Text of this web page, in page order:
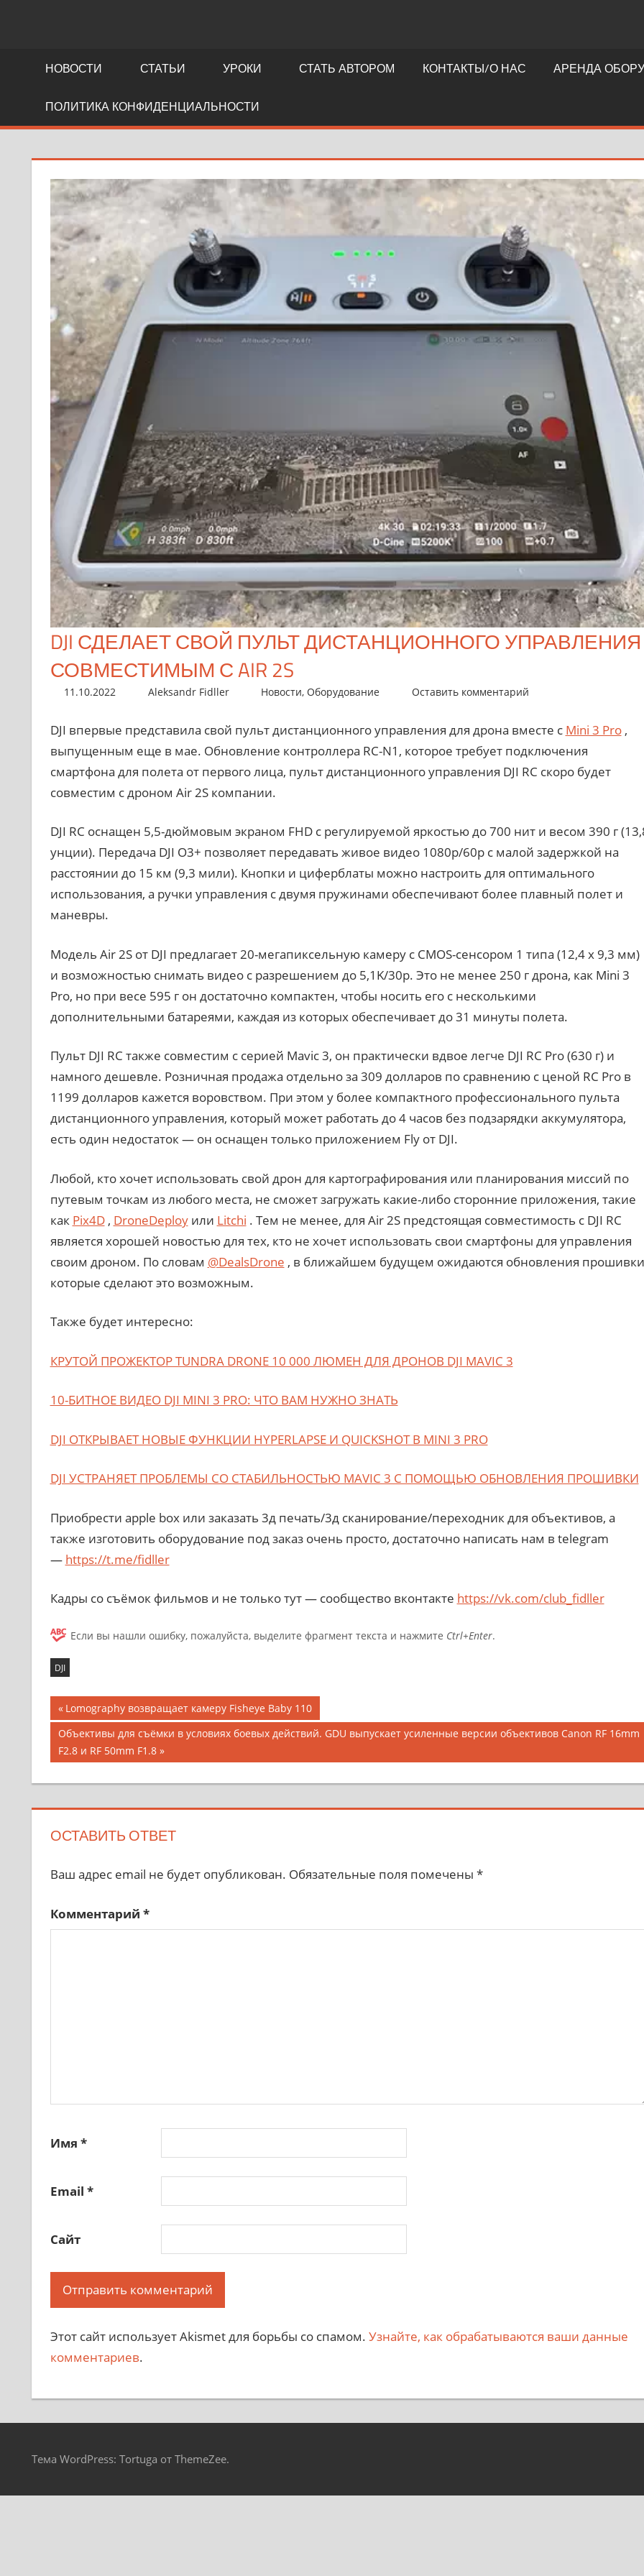
кино
НОВОСТИ СТАТЬИ УРОКИ СТАТЬ АВТОРОМ КОНТАКТЫ/О НАС АРЕНДА
ПОЛИТИКА КОНФИДЕНЦИАЛЬНОСТИ
DJI СДЕЛАЕТ СВОЙ ПУЛЬТ ДИСТАНЦИОННОГО УПРАВЛЕНИЯ
СОВМЕСТИМЫМ С AIR 2S
11.10.2022 Aleksandr Fidller Новости, Оборудование Оставить комментарий
DJI впервые представила свой пульт дистанционного управления для дрона вместе с Mini 3 Pro,
выпущенным еще в мае. Обновление контроллера RC-N1, которое требует подключения
смартфона для полета от первого лица, пульт дистанционного управления DJI RC скоро будет
совместим с дроном Air 2S компании.
DJI RC оснащен 5,5-дюймовым экраном FHD с регулируемой яркостью до 700 нит и весом 390 г
унции). Передача DJI O3+ позволяет передавать живое видео 1080p/60p с малой задержкой на
расстоянии до 15 км (9,3 мили). Кнопки и циферблаты можно настроить для оптимального
использования, а ручки управления с двумя пружинами обеспечивают более плавный полет и
маневры.
Модель Air 2S от DJI предлагает 20-мегапиксельную камеру с CMOS-сенсором 1 типа (12,4 x 9,3 мм)
и возможностью снимать видео с разрешением до 5,1K/30p. Это не менее 250 г дрона, как Mini 3
Pro, но при весе 595 г он достаточно компактен, чтобы носить его с несколькими
дополнительными батареями, каждая из которых обеспечивает до 31 минуты полета.
Пульт DJI RC также совместим с серией Mavic 3, он практически вдвое легче DJI RC Pro (630 г) и
намного дешевле. Розничная продажа отдельно за 309 долларов по сравнению с ценой RC Pro в
1199 долларов кажется воровством. При этом у более компактного профессионального пульта
дистанционного управления, который может работать до 4 часов без подзарядки аккумулятора,
есть один недостаток — он оснащен только приложением Fly от DJI.
Любой, кто хочет использовать свой дрон для картографирования или планирования миссий по
путевым точкам из любого места, не сможет загружать какие-либо сторонние приложения, такие
как Pix4D, DroneDeployили Litchi . Тем не менее, для Air 2S предстоящая совместимость с DJI RC
является хорошей новостью для тех, кто не хочет использовать свои смартфоны для управления
своим дроном. По словам @DealsDrone , в ближайшем будущем ожидаются обновления
которые сделают это возможным.
Также будет интересно:
КРУТОЙ ПРОЖЕКТОР TUNDRA DRONE 10 000 ЛЮМЕН ДЛЯ ДРОНОВ DJI MAVIC 3
10-БИТНОЕ ВИДЕО DJI MINI 3 PRO: ЧТО ВАМ НУЖНО ЗНАТЬ
DJI ОТКРЫВАЕТ НОВЫЕ ФУНКЦИИ HYPERLAPSE И QUICKSHOT В MINI 3 PRO
DJI УСТРАНЯЕТ ПРОБЛЕМЫ СО СТАБИЛЬНОСТЬЮ MAVIC 3 С ПОМОЩЬЮ ОБНОВЛЕНИЯ ПРОШИВКИ
Приобрести apple box или заказать 3д печать/3д сканирование/переходник для объективов, а
также изготовить оборудование под заказ очень просто, достаточно написать нам в telegram
— https://t.me/fidller
Кадры со съёмок фильмов и не только тут — сообщество вконтакте https://vk.com/club_fidller
Если вы нашли ошибку, пожалуйста, выделите фрагмент текста и нажмите Ctrl+Enter.
DJI
Lomography возвращает камеру Fisheye Baby 110
Объективы для съёмки в условиях боевых действий. GDU выпускает усиленные версии объективов Canon RF 16mm
F2.8 и RF 50mm F1.8
ОСТАВИТЬ ОТВЕТ
Ваш адрес email не будет опубликован. Обязательные поля помечены *
Комментарий *
Имя *
Email *
Сайт
Этот сайт использует Akismet для борьбы со спамом. Узнайте, как обрабатываются ваши данные
комментариев.
Тема WordPress: Tortuga от ThemeZee.